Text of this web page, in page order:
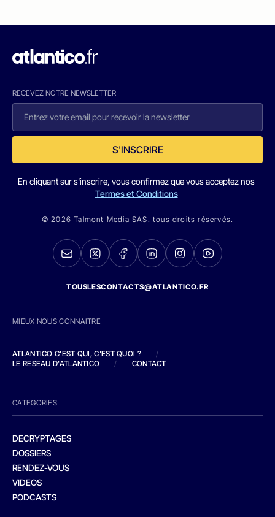
RECEVEZ NOTRE NEWSLETTER
S'INSCRIRE
En cliquant sur s'inscrire, vous confirmez que vous acceptez nos
Termes et Conditions
© 2026 Talmont Media SAS. tous droits réservés.
TOUSLESCONTACTS@ATLANTICO.FR
MIEUX NOUS CONNAITRE
ATLANTICO C'EST QUI, C'EST QUOI ?
/
LE RESEAU D'ATLANTICO
/ CONTACT
CATEGORIES
DECRYPTAGES
DOSSIERS
RENDEZ-VOUS
VIDEOS
PODCASTS